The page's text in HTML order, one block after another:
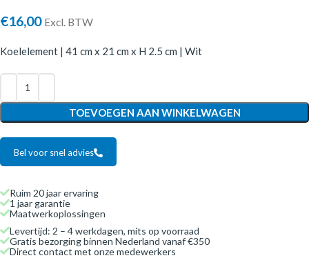
€16,00 Excl. BTW
Koelelement | 41 cm x 21 cm x H 2.5 cm | Wit
TOEVOEGEN AAN WINKELWAGEN
Bel voor snel advies
Ruim 20 jaar ervaring
1 jaar garantie
Maatwerkoplossingen
Levertijd: 2 – 4 werkdagen, mits op voorraad
Gratis bezorging binnen Nederland vanaf €350
Direct contact met onze medewerkers